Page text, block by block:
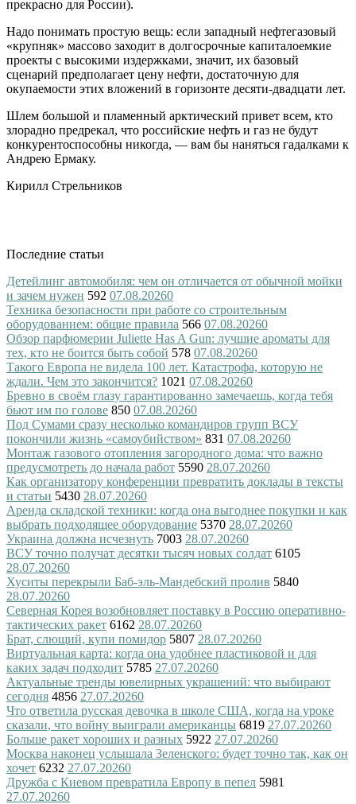
прекрасно для России).
Надо понимать простую вещь: если западный нефтегазовый
«крупняк» массово заходит в долгосрочные капиталоемкие
проекты с высокими издержками, значит, их базовый
сценарий предполагает цену нефти, достаточную для
окупаемости этих вложений в горизонте десяти-двадцати лет.
Шлем большой и пламенный арктический привет всем, кто
злорадно предрекал, что российские нефть и газ не будут
конкурентоспособны никогда, — вам бы наняться гадалками к
Андрею Ермаку.
Кирилл Стрельников
Последние статьи
Детейлинг автомобиля: чем он отличается от обычной мойки
и зачем нужен 592 07.08.20260
Техника безопасности при работе со строительным
оборудованием: общие правила 566 07.08.20260
Обзор парфюмерии Juliette Has A Gun: лучшие ароматы для
тех, кто не боится быть собой 578 07.08.20260
Такого Европа не видела 100 лет. Катастрофа, которую не
ждали. Чем это закончится? 1021 07.08.20260
Бревно в своём глазу гарантированно замечаешь, когда тебя
бьют им по голове 850 07.08.20260
Под Сумами сразу несколько командиров групп ВСУ
покончили жизнь «самоубийством» 831 07.08.20260
Монтаж газового отопления загородного дома: что важно
предусмотреть до начала работ 5590 28.07.20260
Как организатору конференции превратить доклады в тексты
и статьи 5430 28.07.20260
Аренда складской техники: когда она выгоднее покупки и как
выбрать подходящее оборудование 5370 28.07.20260
Украина должна исчезнуть 7003 28.07.20260
ВСУ точно получат десятки тысяч новых солдат 6105
28.07.20260
Хуситы перекрыли Баб-эль-Мандебский пролив 5840
28.07.20260
Северная Корея возобновляет поставку в Россию оперативно-
тактических ракет 6162 28.07.20260
Брат, слющий, купи помидор 5807 28.07.20260
Виртуальная карта: когда она удобнее пластиковой и для
каких задач подходит 5785 27.07.20260
Актуальные тренды ювелирных украшений: что выбирают
сегодня 4856 27.07.20260
Что ответила русская девочка в школе США, когда на уроке
сказали, что войну выиграли американцы 6819 27.07.20260
Больше ракет хороших и разных 5922 27.07.20260
Москва наконец услышала Зеленского: будет точно так, как он
хочет 6232 27.07.20260
Дружба с Киевом превратила Европу в пепел 5981
27.07.20260